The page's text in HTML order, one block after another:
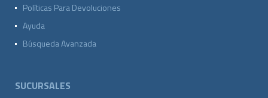
Políticas Para Devoluciones
Ayuda
Búsqueda Avanzada
SUCURSALES